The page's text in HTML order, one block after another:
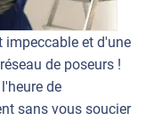
impeccable et d'une
de poseurs !
de
sans vous soucier